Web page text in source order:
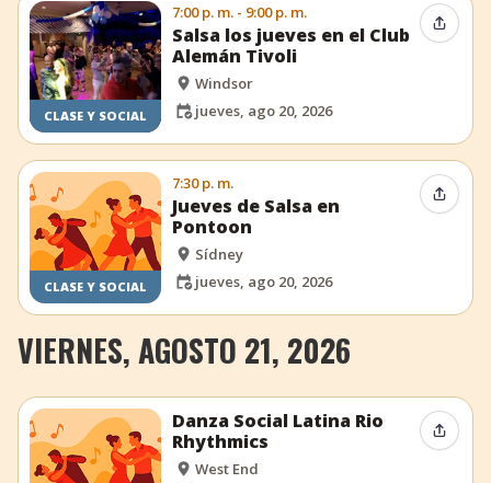
CLASE Y SOCIAL
7:00 p. m. - 9:00 p. m.
Salsa los jueves en el Club
Alemán Tivoli
Windsor
jueves, ago 20, 2026
CLASE Y SOCIAL
7:30 p. m.
Jueves de Salsa en
Pontoon
Sídney
jueves, ago 20, 2026
VIERNES, AGOSTO 21, 2026
Danza Social Latina Rio
Rhythmics
West End